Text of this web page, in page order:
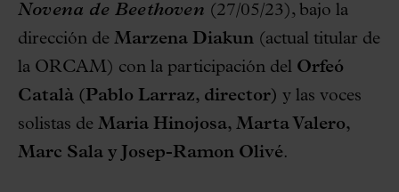
Novena de Beethoven (27/05/23), bajo la
dirección de Marzena Diakun (actual titular de
la ORCAM) con la participación del Orfeó
Català (Pablo Larraz, director) y las voces
solistas de Maria Hinojosa, Marta Valero,
Marc Sala y Josep-Ramon Olivé.